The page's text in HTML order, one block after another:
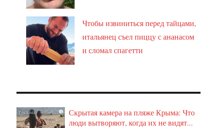
Чтобы извиниться перед тайцами,
итальянец съел пиццу с ананасом
и сломал спагетти
i
Скрытая камера на пляже Крыма: Что
люди вытворяют, когда их не видят...